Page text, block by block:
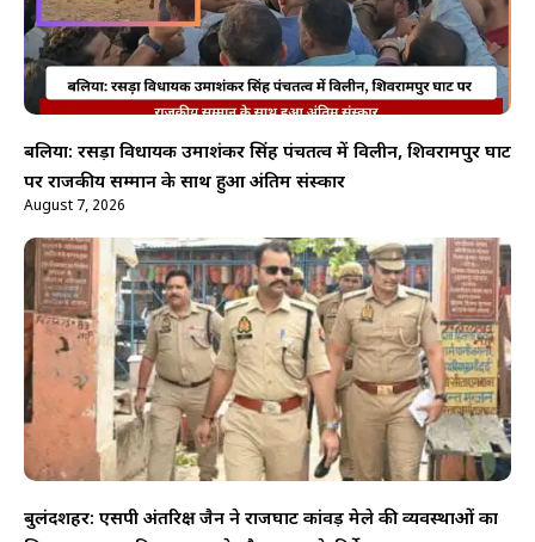
बलिया: रसड़ा विधायक उमाशंकर सिंह पंचतत्व में विलीन, शिवरामपुर घाट
पर राजकीय सम्मान के साथ हुआ अंतिम संस्कार
August 7, 2026
बुलंदशहर: एसपी अंतरिक्ष जैन ने राजघाट कांवड़ मेले की व्यवस्थाओं का